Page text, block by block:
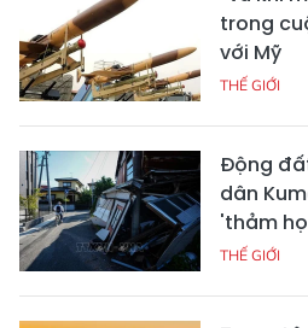
trong
với Mỹ
THẾ GIỚI
Động
dân
'thảm
THẾ GIỚI